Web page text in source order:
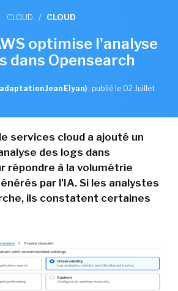
CLOUD / CLOUD
optimise l'analyse
dans Opensearch
Jean Elyan) , publié le 02 Juillet
services cloud a ajouté un
des logs dans
répondre à la volumétrie
par l'IA. Si les analystes
ils constatent certaines